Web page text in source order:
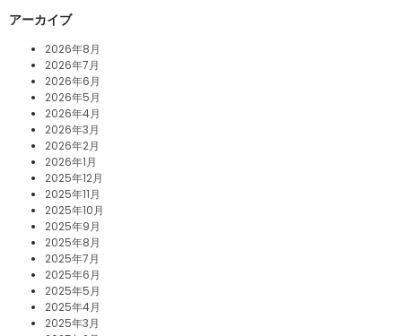
アーカイブ
2026年8月
2026年7月
2026年6月
2026年5月
2026年4月
2026年3月
2026年2月
2026年1月
2025年12月
2025年11月
2025年10月
2025年9月
2025年8月
2025年7月
2025年6月
2025年5月
2025年4月
2025年3月